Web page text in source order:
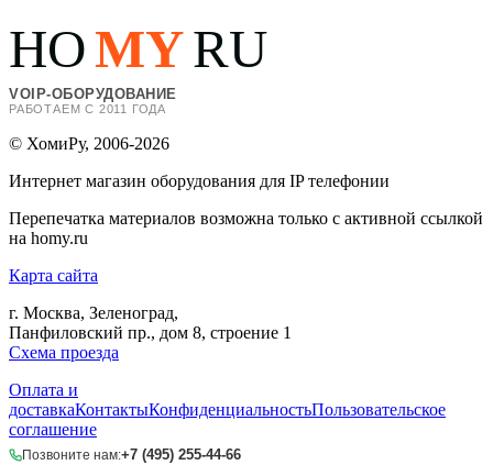
HOMYRU
VOIP-ОБОРУДОВАНИЕ
РАБОТАЕМ С 2011 ГОДА
© ХомиРу, 2006-2026
Интернет магазин оборудования для IP телефонии
Перепечатка материалов возможна только с активной ссылкой
на homy.ru
Карта сайта
г. Москва, Зеленоград,
Панфиловский пр., дом 8, строение 1
Схема проезда
Оплата и
доставкаКонтактыКонфиденциальностьПользовательское
соглашение
Позвоните нам:+7 (495) 255-44-66